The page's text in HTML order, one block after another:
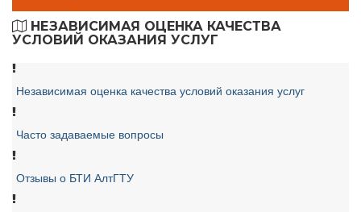
НЕЗАВИСИМАЯ ОЦЕНКА КАЧЕСТВА
УСЛОВИЙ ОКАЗАНИЯ УСЛУГ
Независимая оценка качества условий оказания услуг
Часто задаваемые вопросы
Отзывы о БТИ АлтГТУ